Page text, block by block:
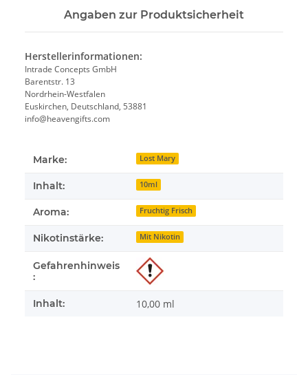
Angaben zur Produktsicherheit
Herstellerinformationen:
Intrade Concepts GmbH
Barentstr. 13
Nordrhein-Westfalen
Euskirchen, Deutschland, 53881
info@heavengifts.com
Marke: Lost Mary
Inhalt: 10ml
Aroma: Fruchtig Frisch
Nikotinstärke: Mit Nikotin
Gefahrenhinweis
:
Inhalt: 10,00 ml